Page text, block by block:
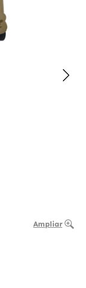
Ampliar